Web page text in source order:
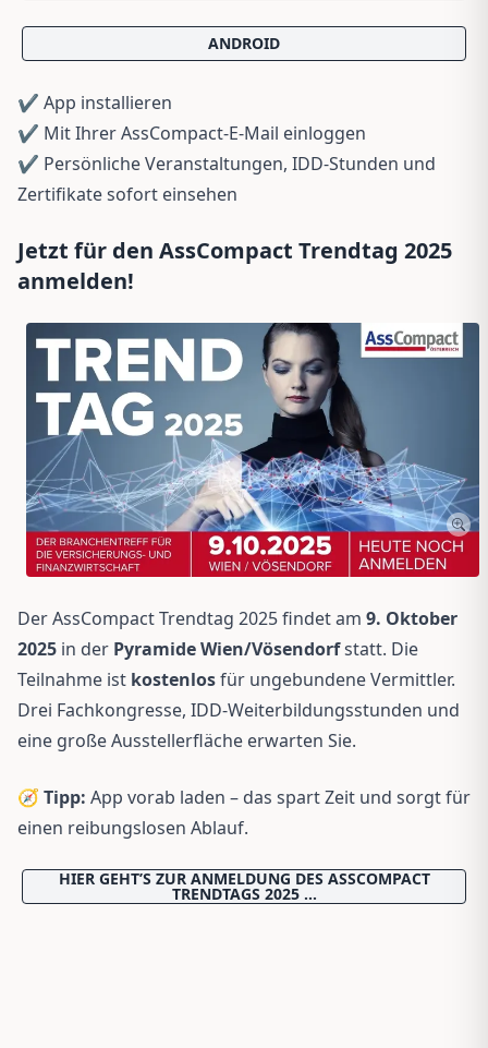
ANDROID
✔️ App installieren
✔️ Mit Ihrer AssCompact-E-Mail einloggen
✔️ Persönliche Veranstaltungen, IDD-Stunden und
Zertifikate sofort einsehen
Jetzt für den AssCompact Trendtag 2025
anmelden!
Der AssCompact Trendtag 2025 findet am 9. Oktober
2025 in der Pyramide Wien/Vösendorfstatt. Die
Teilnahme ist kostenlosfür ungebundene Vermittler.
Drei Fachkongresse, IDD-Weiterbildungsstunden und
eine große Ausstellerfläche erwarten Sie.
🧭 Tipp: App vorab laden – das spart Zeit und sorgt für
einen reibungslosen Ablauf.
HIER GEHT’S ZUR ANMELDUNG DES ASSCOMPACT
TRENDTAGS 2025 …